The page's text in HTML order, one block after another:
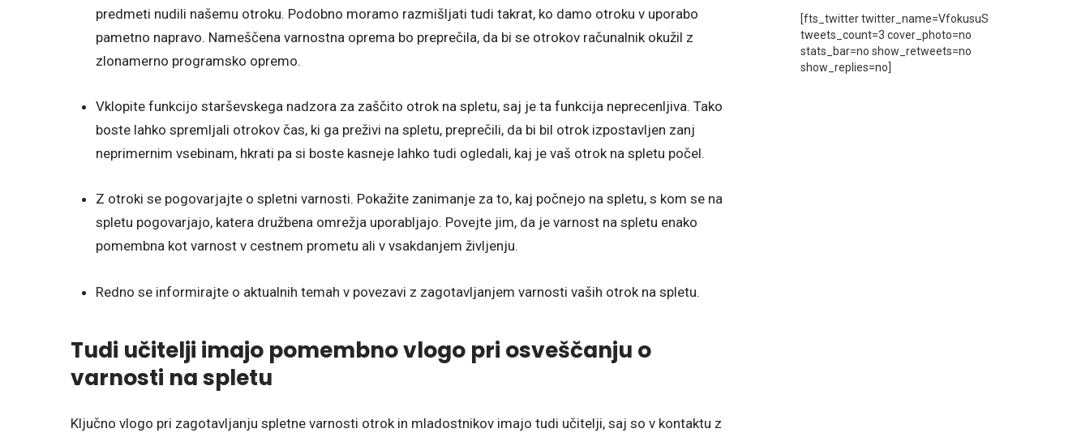
predmeti nudili našemu otroku. Podobno moramo razmišljati tudi takrat, ko damo otroku v uporabo
pametno napravo. Nameščena varnostna oprema bo preprečila, da bi se otrokov računalnik okužil z
zlonamerno programsko opremo.
Vklopite funkcijo starševskega nadzora za zaščito otrok na spletu, saj je ta funkcija neprecenljiva. Tako
boste lahko spremljali otrokov čas, ki ga preživi na spletu, preprečili, da bi bil otrok izpostavljen zanj
neprimernim vsebinam, hkrati pa si boste kasneje lahko tudi ogledali, kaj je vaš otrok na spletu počel.
Z otroki se pogovarjajte o spletni varnosti. Pokažite zanimanje za to, kaj počnejo na spletu, s kom se na
spletu pogovarjajo, katera družbena omrežja uporabljajo. Povejte jim, da je varnost na spletu enako
pomembna kot varnost v cestnem prometu ali v vsakdanjem življenju.
Redno se informirajte o aktualnih temah v povezavi z zagotavljanjem varnosti vaših otrok na spletu.
Tudi učitelji imajo pomembno vlogo pri osveščanju o
varnosti na spletu
Ključno vlogo pri zagotavljanju spletne varnosti otrok in mladostnikov imajo tudi učitelji, saj so v kontaktu z
[fts_twitter twitter_name=VfokusuS
tweets_count=3 cover_photo=no
stats_bar=no show_retweets=no
show_replies=no]